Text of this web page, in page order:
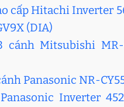
cấp Hitachi Inverter
(DIA)
cánh Mitsubishi MR-
Panasonic NR-
Inverter